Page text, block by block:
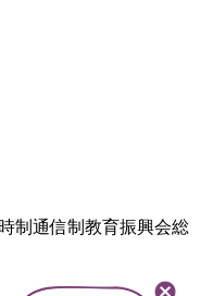
制通信制教育振興会総